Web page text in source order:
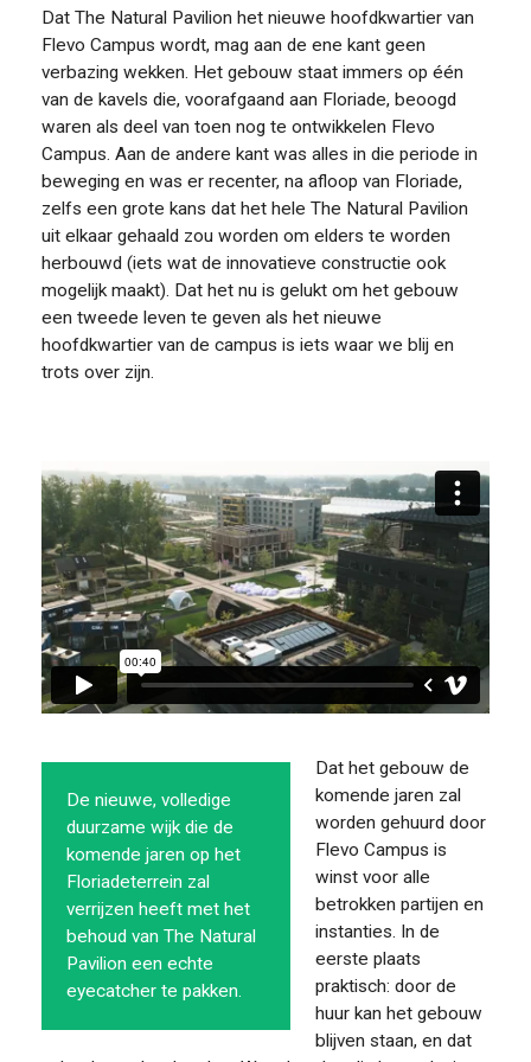
FOOD PIONEERS
Dat The Natural Pavilion het nieuwe hoofdkwartier van
Flevo Campus wordt, mag aan de ene kant geen
verbazing wekken. Het gebouw staat immers op één
van de kavels die, voorafgaand aan Floriade, beoogd
waren als deel van toen nog te ontwikkelen Flevo
Campus. Aan de andere kant was alles in die periode in
beweging en was er recenter, na afloop van Floriade,
zelfs een grote kans dat het hele The Natural Pavilion
uit elkaar gehaald zou worden om elders te worden
herbouwd (iets wat de innovatieve constructie ook
mogelijk maakt). Dat het nu is gelukt om het gebouw
een tweede leven te geven als het nieuwe
hoofdkwartier van de campus is iets waar we blij en
trots over zijn.
De nieuwe, volledige
duurzame wijk die de
komende jaren op het
Floriadeterrein zal
verrijzen heeft met het
behoud van The Natural
Pavilion een echte
eyecatcher te pakken.
Dat het gebouw de
komende jaren zal
worden gehuurd door
Flevo Campus is
winst voor alle
betrokken partijen en
instanties. In de
eerste plaats
praktisch: door de
huur kan het gebouw
blijven staan, en dat